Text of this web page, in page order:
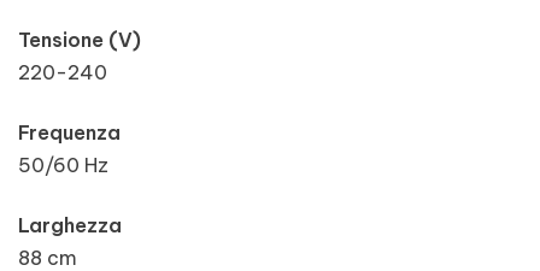
Tensione (V)
220-240
Frequenza
50/60 Hz
Larghezza
88 cm